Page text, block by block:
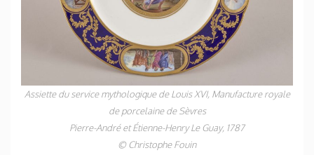
Assiette du service mythologique de Louis XVI, Manufacture royale
de porcelaine de Sèvres
Pierre-André et Étienne-Henry Le Guay, 1787
© Christophe Fouin